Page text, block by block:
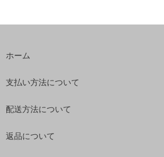
ホーム
支払い方法について
配送方法について
返品について